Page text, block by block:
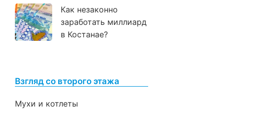
Как незаконно
заработать миллиард
в Костанае?
Взгляд со второго этажа
Мухи и котлеты